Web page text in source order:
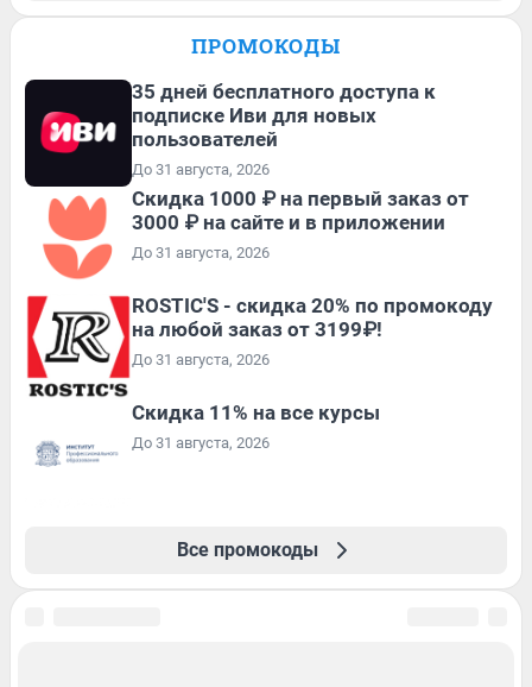
ПРОМОКОДЫ
35 дней бесплатного доступа к
подписке Иви для новых
пользователей
До 31 августа, 2026
Скидка 1000 ₽ на первый заказ от
3000 ₽ на сайте и в приложении
До 31 августа, 2026
ROSTIC'S - скидка 20% по промокоду
на любой заказ от 3199₽!
До 31 августа, 2026
Скидка 11% на все курсы
До 31 августа, 2026
Все промокоды